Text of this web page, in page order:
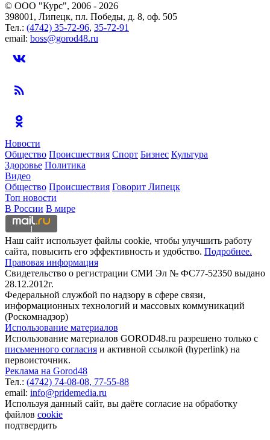
© ООО "Курс", 2006 - 2026
398001, Липецк, пл. Победы, д. 8, оф. 505
Тел.: (4742) 35-72-96, 35-72-91
email: boss@gorod48.ru
Новости
Общество Происшествия Спорт Бизнес Культура
Здоровье Политика
Видео
Общество Происшествия Говорит Липецк
Топ новости
В России В мире
Наш сайт использует файлы cookie, чтобы улучшить работу
сайта, повысить его эффективность и удобство. Подробнее.
Правовая информация
Свидетельство о регистрации СМИ Эл № ФС77-52350 выдано
28.12.2012г.
Федеральной службой по надзору в сфере связи,
информационных технологий и массовых коммуникаций
(Роскомнадзор)
Использование материалов
Использование материалов GOROD48.ru разрешено только с
письменного согласия и активной ссылкой (hyperlink) на
первоисточник.
Реклама на Gorod48
Тел.: (4742) 74-08-08, 77-55-88
email: info@pridemedia.ru
Используя данный сайт, вы даёте согласие на обработку
файлов cookie
подтвердить